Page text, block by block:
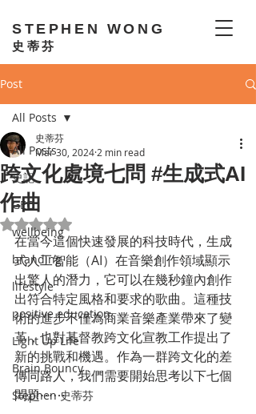
STEPHEN WONG
史蒂芬
Post
All Posts
史記
GEO
wellbeing
branding
lifestyle
positive education
Light Up Life
Brain Bouncy
Stephen 史蒂芬
All Posts
跨文化處境七問 #生成式AI
作曲
史蒂芬
Mar 30, 2024 2 min read
Rated NaN out of 5 stars.
在當今這個快速發展的科技時代，生成
式人工智能（AI）在音樂創作領域顯示
出驚人的潛力，它可以在幾秒鐘內創作
出符合特定風格和要求的歌曲。這種技
術的進步不僅為商業音樂產業帶來了變
革，也對基督教跨文化宣教工作提出了
新的挑戰和機遇。作為一群跨文化的差
傳同路人，我們需要開始思考以下七個
問題⋯⋯